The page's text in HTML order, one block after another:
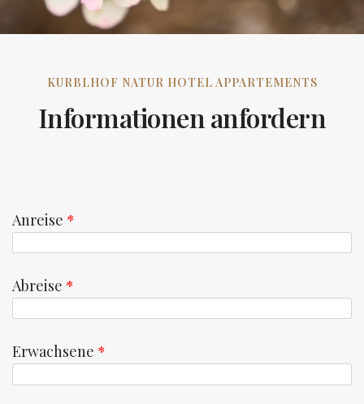
KURBLHOF NATUR HOTEL APPARTEMENTS
Informationen anfordern
Anreise *
Abreise *
Erwachsene *